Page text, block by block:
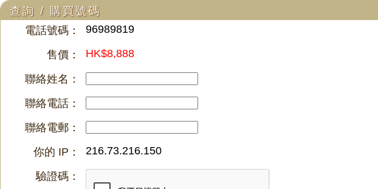
查詢 / 購買號碼
電話號碼：
96989819
售價： HK$8,888
聯絡姓名：
聯絡電話：
聯絡電郵：
你的 IP：
216.73.216.150
驗證碼：